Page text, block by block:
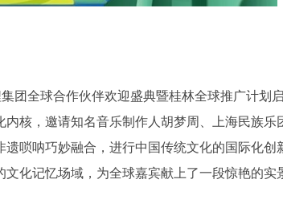
团全球合作伙伴欢迎盛典暨桂林全球推广计划
核，邀请知名音乐制作人胡梦周、上海民族乐
唢呐巧妙融合，进行中国传统文化的国际化创
化记忆场域，为全球嘉宾献上了一段惊艳的实